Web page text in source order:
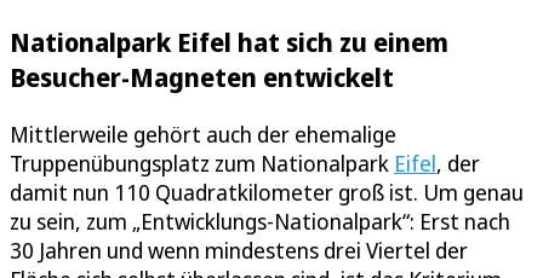
Nationalpark Eifel hat sich zu einem
Besucher-Magneten entwickelt
Mittlerweile gehört auch der ehemalige
Truppenübungsplatz zum Nationalpark Eifel, der
damit nun 110 Quadratkilometer groß ist. Um genau
zu sein, zum „Entwicklungs-Nationalpark“: Erst nach
30 Jahren und wenn mindestens drei Viertel der